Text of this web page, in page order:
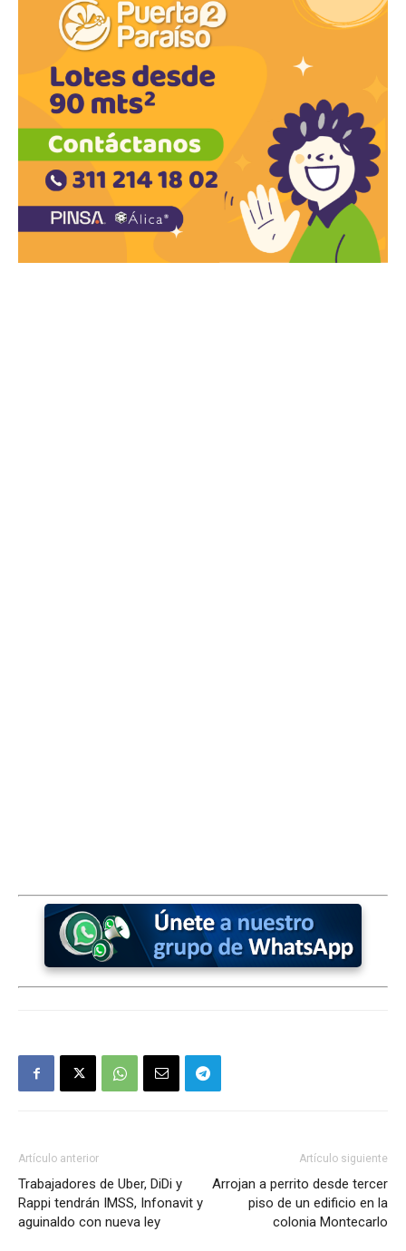
Artículo anterior
Trabajadores de Uber, DiDi y
Rappi tendrán IMSS, Infonavit y
aguinaldo con nueva ley
Artículo siguiente
Arrojan a perrito desde tercer
piso de un edificio en la
colonia Montecarlo